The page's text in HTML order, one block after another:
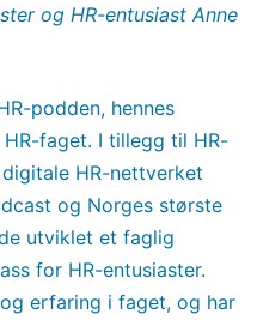
og HR-entusiast Anne
podden, hennes
faget. I tillegg til HR-
HR-nettverket
og Norges største
utviklet et faglig
for HR-entusiaster.
erfaring i faget, og har